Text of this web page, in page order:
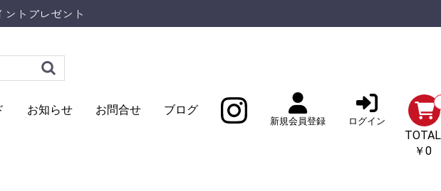
トプレゼント
お知らせ お問合せ ブログ
新規会員登録 ログイン
TOTAL
￥0